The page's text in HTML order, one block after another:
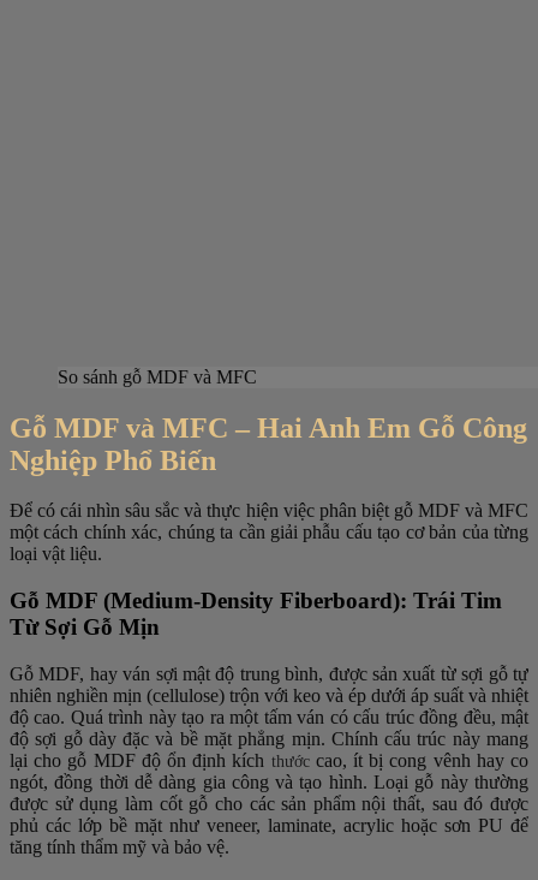
So sánh gỗ MDF và MFC
Gỗ MDF và MFC – Hai Anh Em Gỗ Công
Nghiệp Phổ Biến
Để có cái nhìn sâu sắc và thực hiện việc phân biệt gỗ MDF và MFC
một cách chính xác, chúng ta cần giải phẫu cấu tạo cơ bản của từng
loại vật liệu.
Gỗ MDF (Medium-Density Fiberboard): Trái Tim
Từ Sợi Gỗ Mịn
Gỗ MDF, hay ván sợi mật độ trung bình, được sản xuất từ sợi gỗ tự
nhiên nghiền mịn (cellulose) trộn với keo và ép dưới áp suất và nhiệt
độ cao. Quá trình này tạo ra một tấm ván có cấu trúc đồng đều, mật
độ sợi gỗ dày đặc và bề mặt phẳng mịn. Chính cấu trúc này mang
lại cho gỗ MDF độ ổn định kích thướccao, ít bị cong vênh hay co
ngót, đồng thời dễ dàng gia công và tạo hình. Loại gỗ này thường
được sử dụng làm cốt gỗ cho các sản phẩm nội thất, sau đó được
phủ các lớp bề mặt như veneer, laminate, acrylic hoặc sơn PU để
tăng tính thẩm mỹ và bảo vệ.